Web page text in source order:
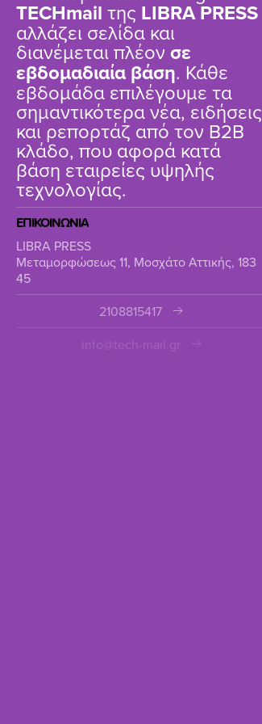
TΕCHmail της LIBRA PRESS
αλλάζει σελίδα και
διανέμεται πλέον σε
εβδομαδιαία βάση. Κάθε
εβδομάδα επιλέγουμε τα
σημαντικότερα νέα, ειδήσεις
και ρεπορτάζ από τον B2B
κλάδο, που αφορά κατά
βάση εταιρείες υψηλής
τεχνολογίας.
ΕΠΙΚΟΙΝΩΝΙΑ
LIBRA PRESS
Μεταμορφώσεως 11, Μοσχάτο Αττικής, 183
45
2108815417
info@tech-mail.gr